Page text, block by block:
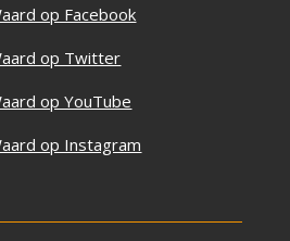
op Facebook
op Twitter
op YouTube
op Instagram